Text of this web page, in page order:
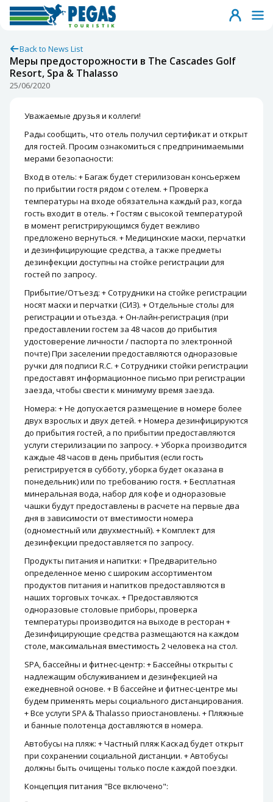
Back to News List
Меры предосторожности в The Cascades Golf
Resort, Spa & Thalasso
25/06/2020
Уважаемые друзья и коллеги!
Рады сообщить, что отель получил сертификат и открыт
для гостей. Просим ознакомиться с предпринимаемыми
мерами безопасности:
Вход в отель: + Багаж будет стерилизован консьержем
по прибытии гостя рядом с отелем. + Проверка
температуры на входе обязательна каждый раз, когда
гость входит в отель. + Гостям с высокой температурой
в момент регистрирующимся будет вежливо
предложено вернуться. + Медицинские маски, перчатки
и дезинфицирующие средства, а также предметы
дезинфекции доступны на стойке регистрации для
гостей по запросу.
Прибытие/Отъезд: + Сотрудники на стойке регистрации
носят маски и перчатки (СИЗ). + Отдельные столы для
регистрации и отьезда. + Он-лайн-регистрация (при
предоставлении гостем за 48 часов до прибытия
удостоверение личности / паспорта по электронной
почте) При заселении предоставляются одноразовые
ручки для подписи R.C. + Сотрудники стойки регистрации
предоставят информационное письмо при регистрации
заезда, чтобы свести к минимуму время заезда.
Номера: + Не допускается размещение в номере более
двух взрослых и двух детей. + Номера дезинфицируются
до прибытия гостей, а по прибытии предоставляются
услуги стерилизации по запросу. + Уборка производится
каждые 48 часов в день прибытия (если гость
регистрируется в субботу, уборка будет оказана в
понедельник) или по требованию гостя. + Бесплатная
минеральная вода, набор для кофе и одноразовые
чашки будут предоставлены в расчете на первые два
дня в зависимости от вместимости номера
(одноместный или двухместный). + Комплект для
дезинфекции предоставляется по запросу.
Продукты питания и напитки: + Предварительно
определенное меню с широким ассортиментом
продуктов питания и напитков предоставляются в
наших торговых точках. + Предоставляются
одноразовые столовые приборы, проверка
температуры производится на выходе в ресторан +
Дезинфицирующие средства размещаются на каждом
столе, максимальная вместимость 2 человека на стол.
SPA, бассейны и фитнес-центр: + Бассейны открыты с
надлежащим обслуживанием и дезинфекцией на
ежедневной основе. + В бассейне и фитнес-центре мы
будем применять меры социального дистанцирования.
+ Все услуги SPA & Thalasso приостановлены. + Пляжные
и банные полотенца доставляются в номера.
Автобусы на пляж: + Частный пляж Каскад будет открыт
при сохранении социальной дистанции. + Автобусы
должны быть очищены только после каждой поездки.
Концепция питания "Все включено":